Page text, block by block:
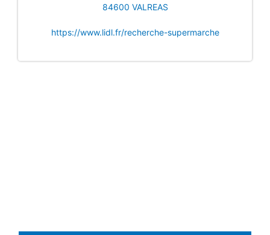
84600 VALREAS
https://www.lidl.fr/recherche-supermarche